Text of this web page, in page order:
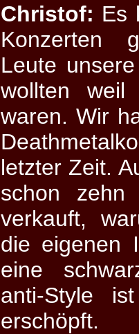
Christof: Es
Konzerten
Leute
wollten
waren. Wir
letzter Zeit.
schon zehn
verkauft,
die eigenen
eine
anti-Style
erschöpft.